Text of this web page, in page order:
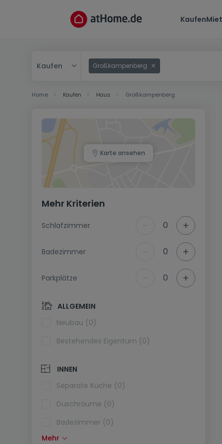
Kaufen
Kaufen Großkampenberg
Home Kaufen Haus Großkampenberg
Karte ansehen
Mehr Kriterien
Schlafzimmer 0 +
Badezimmer 0 +
Parkplätze 0 +
ALLGEMEIN
Neubau (0)
Bestehendes Eigentum (0)
INNEN
Separate Küche (0)
Duschräume (0)
Badezimmer (0)
Einbauküche (0)
Mehr